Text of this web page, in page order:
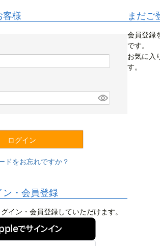
客様
ログイン
ドをお忘れですか？
ン・会員登録
イン・会員登録していただけます。
でサインイン
まだご
会員登録
です。
お気に入
す。